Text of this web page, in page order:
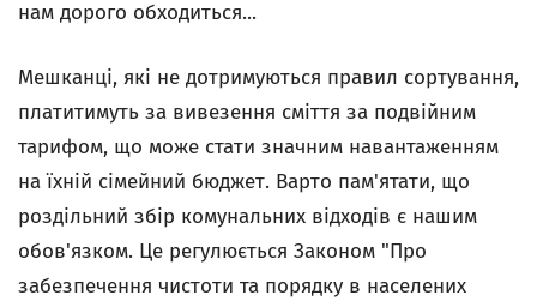
нам дорого обходиться...
Мешканці, які не дотримуються правил сортування,
платитимуть за вивезення сміття за подвійним
тарифом, що може стати значним навантаженням
на їхній сімейний бюджет. Варто пам'ятати, що
роздільний збір комунальних відходів є нашим
обов'язком. Це регулюється Законом "Про
забезпечення чистоти та порядку в населених